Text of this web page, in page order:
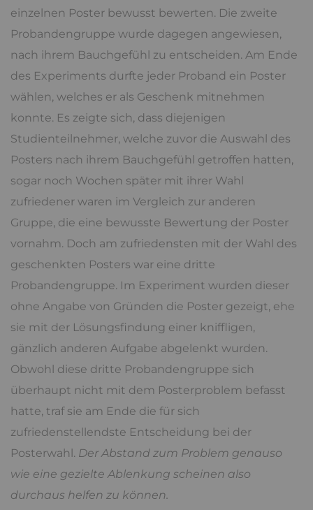
einzelnen Poster bewusst bewerten. Die zweite
Probandengruppe wurde dagegen angewiesen,
nach ihrem Bauchgefühl zu entscheiden. Am Ende
des Experiments durfte jeder Proband ein Poster
wählen, welches er als Geschenk mitnehmen
konnte. Es zeigte sich, dass diejenigen
Studienteilnehmer, welche zuvor die Auswahl des
Posters nach ihrem Bauchgefühl getroffen hatten,
sogar noch Wochen später mit ihrer Wahl
zufriedener waren im Vergleich zur anderen
Gruppe, die eine bewusste Bewertung der Poster
vornahm. Doch am zufriedensten mit der Wahl des
geschenkten Posters war eine dritte
Probandengruppe. Im Experiment wurden dieser
ohne Angabe von Gründen die Poster gezeigt, ehe
sie mit der Lösungsfindung einer kniffligen,
gänzlich anderen Aufgabe abgelenkt wurden.
Obwohl diese dritte Probandengruppe sich
überhaupt nicht mit dem Posterproblem befasst
hatte, traf sie am Ende die für sich
zufriedenstellendste Entscheidung bei der
Posterwahl. Der Abstand zum Problem genauso
wie eine gezielte Ablenkung scheinen also
durchaus helfen zu können.